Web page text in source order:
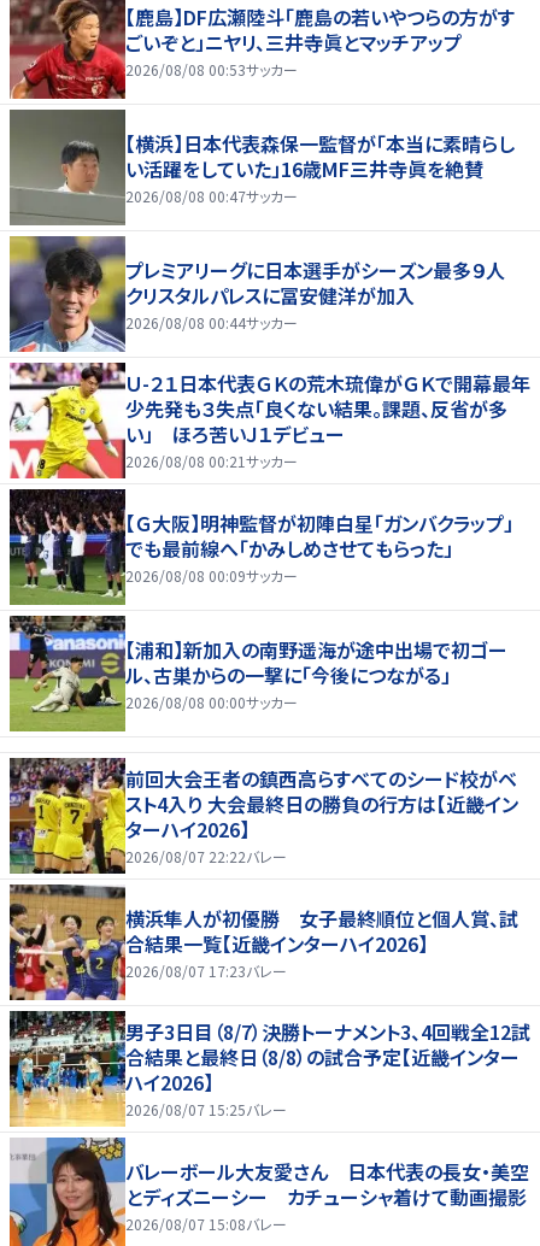
【鹿島】DF広瀬陸斗「鹿島の若いやつらの方がす
ごいぞと」ニヤリ、三井寺眞とマッチアップ
2026/08/08 00:53サッカー
【横浜】日本代表森保一監督が「本当に素晴らし
い活躍をしていた」16歳MF三井寺眞を絶賛
2026/08/08 00:47サッカー
プレミアリーグに日本選手がシーズン最多９人
クリスタルパレスに冨安健洋が加入
2026/08/08 00:44サッカー
Ｕ-２１日本代表ＧＫの荒木琉偉がＧＫで開幕最年
少先発も３失点「良くない結果。課題、反省が多
い」 ほろ苦いＪ１デビュー
2026/08/08 00:21サッカー
【Ｇ大阪】明神監督が初陣白星「ガンバクラップ」
でも最前線へ「かみしめさせてもらった」
2026/08/08 00:09サッカー
【浦和】新加入の南野遥海が途中出場で初ゴー
ル、古巣からの一撃に「今後につながる」
2026/08/08 00:00サッカー
前回大会王者の鎮西高らすべてのシード校がベ
スト4入り 大会最終日の勝負の行方は【近畿イン
ターハイ2026】
2026/08/07 22:22バレー
横浜隼人が初優勝 女子最終順位と個人賞、試
合結果一覧【近畿インターハイ2026】
2026/08/07 17:23バレー
男子3日目（8/7）決勝トーナメント3、4回戦全12試
合結果と最終日（8/8）の試合予定【近畿インター
ハイ2026】
2026/08/07 15:25バレー
バレーボール大友愛さん 日本代表の長女・美空
とディズニーシー カチューシャ着けて動画撮影
2026/08/07 15:08バレー